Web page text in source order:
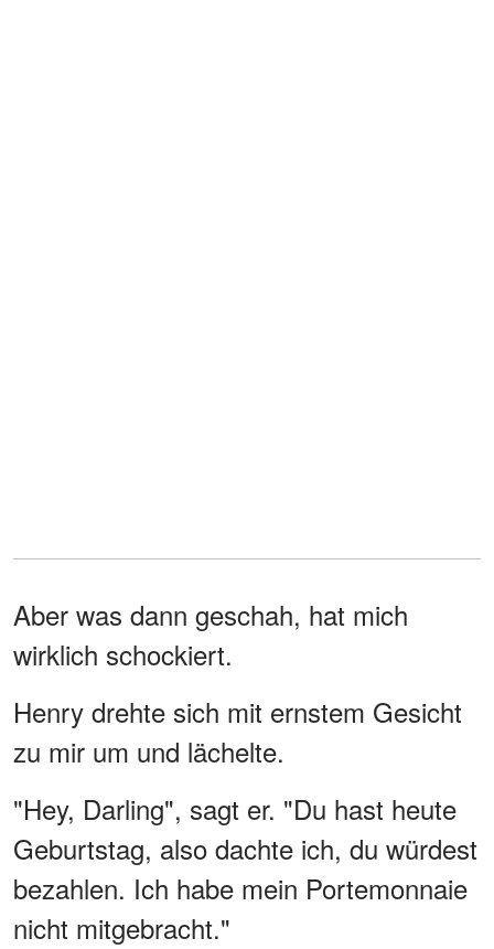
Aber was dann geschah, hat mich
wirklich schockiert.
Henry drehte sich mit ernstem Gesicht
zu mir um und lächelte.
"Hey, Darling", sagt er. "Du hast heute
Geburtstag, also dachte ich, du würdest
bezahlen. Ich habe mein Portemonnaie
nicht mitgebracht."